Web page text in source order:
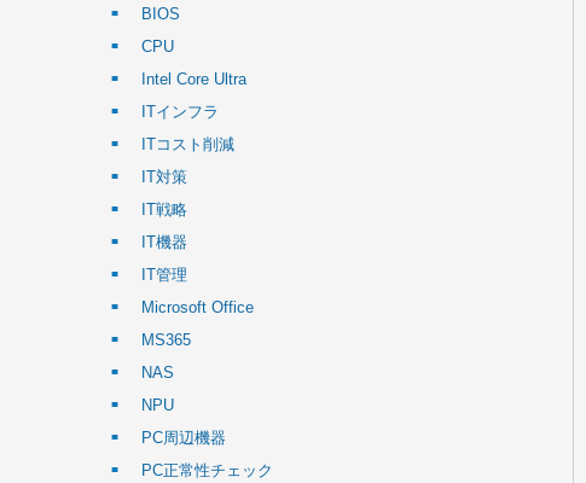
BIOS
CPU
Intel Core Ultra
ITインフラ
ITコスト削減
IT対策
IT戦略
IT機器
IT管理
Microsoft Office
MS365
NAS
NPU
PC周辺機器
PC正常性チェック